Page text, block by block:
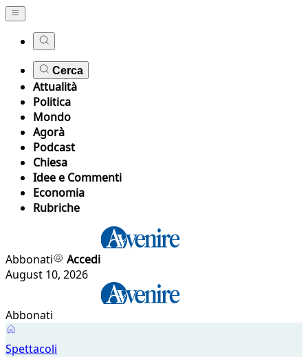
Cerca
Attualità
Politica
Mondo
Agorà
Podcast
Chiesa
Idee e Commenti
Economia
Rubriche
Abbonati
Accedi
August 10, 2026
Abbonati
Spettacoli